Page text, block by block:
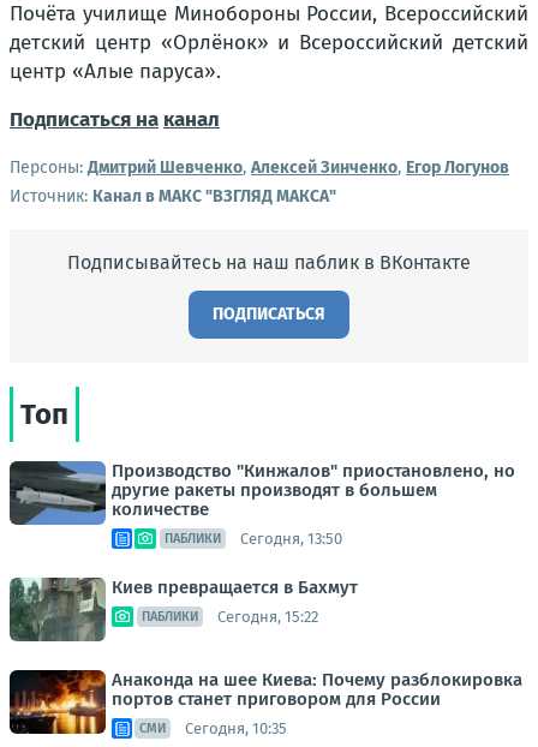
Почёта училище Минобороны России, Всероссийский
детский центр «Орлёнок» и Всероссийский детский
центр «Алые паруса».
Подписаться на канал
Персоны: Дмитрий Шевченко, Алексей Зинченко, Егор Логунов
Источник: Канал в МАКС "ВЗГЛЯД МАКСА"
Подписывайтесь на наш паблик в ВКонтакте
ПОДПИСАТЬСЯ
Топ
Производство "Кинжалов" приостановлено, но
другие ракеты производят в большем
количестве
ПАБЛИКИ Сегодня, 13:50
Киев превращается в Бахмут
ПАБЛИКИ Сегодня, 15:22
Анаконда на шее Киева: Почему разблокировка
портов станет приговором для России
СМИ Сегодня, 10:35